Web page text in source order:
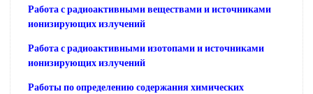
Работа с радиоактивными веществами и источниками
ионизирующих излучений
Работа с радиоактивными изотопами и источниками
ионизирующих излучений
Работы по определению содержания химических